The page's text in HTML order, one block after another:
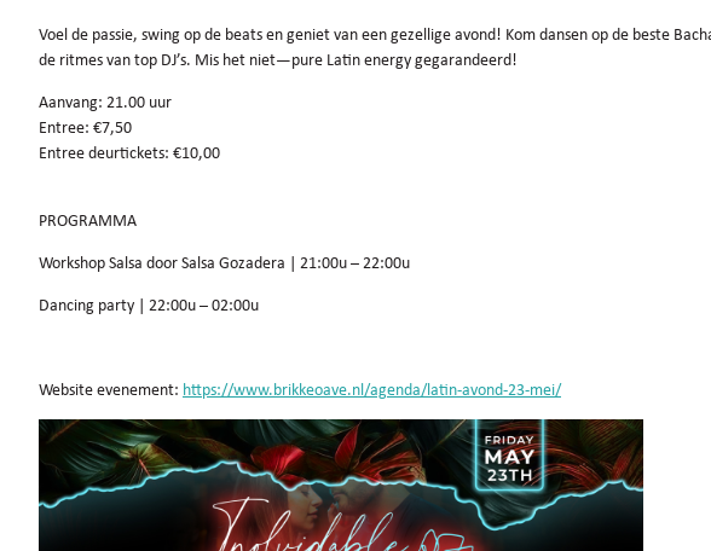
Voel de passie, swing op de beats en geniet van een gezellige avond! Kom dansen op de beste
de ritmes van top DJ’s. Mis het niet—pure Latin energy gegarandeerd!
Aanvang: 21.00 uur
Entree: €7,50
Entree deurtickets: €10,00
PROGRAMMA
Workshop Salsa door Salsa Gozadera | 21:00u – 22:00u
Dancing party | 22:00u – 02:00u
Website evenement: https://www.brikkeoave.nl/agenda/latin-avond-23-mei/